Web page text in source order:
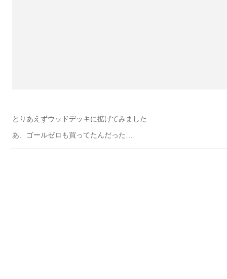
とりあえずウッドデッキに拡げてみました
あ、ゴールゼロも買ってたんだった…